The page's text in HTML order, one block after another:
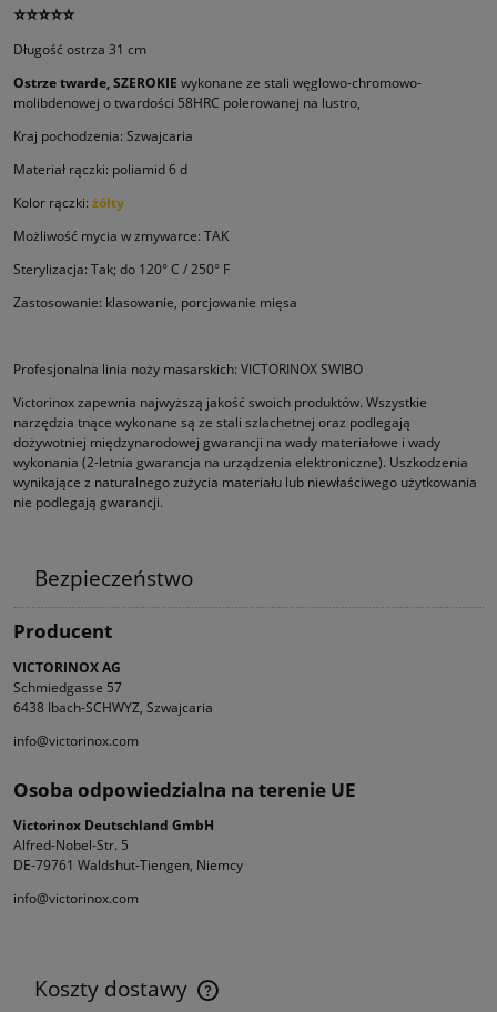
⭐⭐⭐⭐⭐
Długość ostrza 31 cm
Ostrze twarde, SZEROKIE wykonane ze stali węglowo-chromowo-
molibdenowej o twardości 58HRC polerowanej na lustro,
Kraj pochodzenia: Szwajcaria
Materiał rączki: poliamid 6 d
Kolor rączki: żółty
Możliwość mycia w zmywarce: TAK
Sterylizacja: Tak; do 120° C / 250° F
Zastosowanie: klasowanie, porcjowanie mięsa
Profesjonalna linia noży masarskich: VICTORINOX SWIBO
Victorinox zapewnia najwyższą jakość swoich produktów. Wszystkie
narzędzia tnące wykonane są ze stali szlachetnej oraz podle­gają
dożywotniej międzynarodowej gwarancji na wady materiałowe i wady
wykonania (2-letnia gwarancja na urządzenia elektro­niczne). Uszkodzenia
wynikające z naturalnego zużycia materiału lub niewłaściwego użytkowania
nie podlegają gwarancji.
Bezpieczeństwo
Producent
VICTORINOX AG
Schmiedgasse 57
6438 Ibach-SCHWYZ, Szwajcaria
info@victorinox.com
Osoba odpowiedzialna na terenie UE
Victorinox Deutschland GmbH
Alfred-Nobel-Str. 5
DE-79761 Waldshut-Tiengen, Niemcy
info@victorinox.com
Koszty dostawy
Cena nie zawiera ewentualnych kosztów płatności